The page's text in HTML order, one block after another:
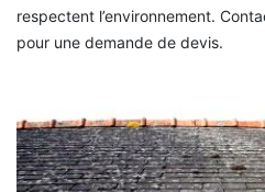
respectent l’environnement.
pour une demande de devis.